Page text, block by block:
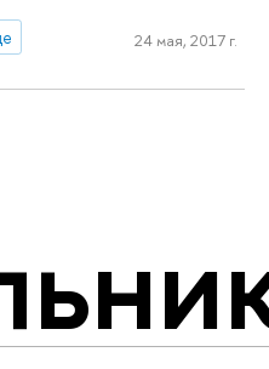
24 мая, 2017 г.